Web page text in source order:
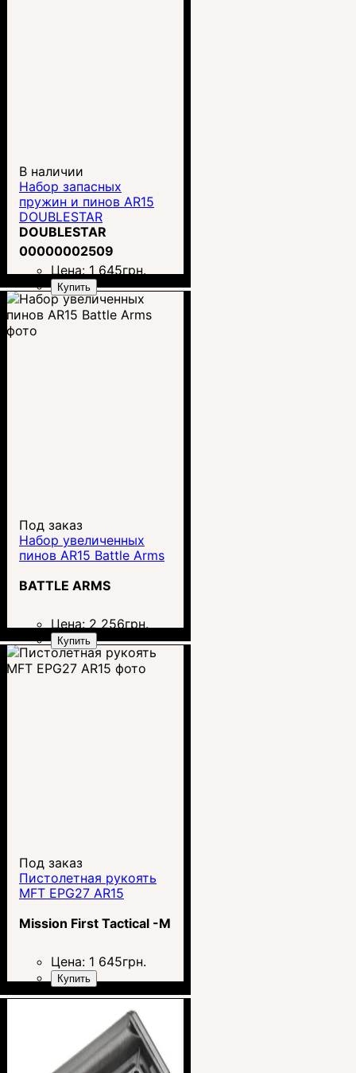
В наличии
Набор запасных
пружин и пинов AR15
DOUBLESTAR
DOUBLESTAR
00000002509
Цена: 1 645грн.
Купить
Под заказ
Набор увеличенных
пинов AR15 Battle Arms
BATTLE ARMS
Цена: 2 256грн.
Купить
Под заказ
Пистолетная рукоять
MFT EPG27 AR15
Mission First Tactical -MFT
Цена: 1 645грн.
Купить